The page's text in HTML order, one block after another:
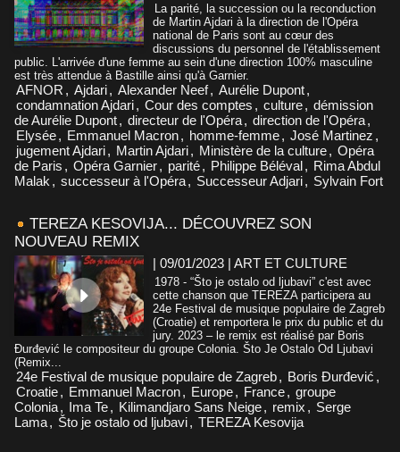
La parité, la succession ou la reconduction
de Martin Ajdari à la direction de l'Opéra
national de Paris sont au cœur des
discussions du personnel de l'établissement
public. L'arrivée d'une femme au sein d'une direction 100% masculine
est très attendue à Bastille ainsi qu'à Garnier.
AFNOR , Ajdari, Alexander Neef, Aurélie Dupont,
condamnation Ajdari, Cour des comptes , culture, démission
de Aurélie Dupont, directeur de l'Opéra, direction de l'Opéra,
Elysée, Emmanuel Macron, homme-femme, José Martinez ,
jugement Ajdari, Martin Ajdari, Ministère de la culture, Opéra
de Paris , Opéra Garnier, parité, Philippe Béléval, Rima Abdul
Malak , successeur à l'Opéra, Successeur Adjari, Sylvain Fort
TEREZA KESOVIJA... DÉCOUVREZ SON
NOUVEAU REMIX
| 09/01/2023 | ART ET CULTURE
1978 - “Što je ostalo od ljubavi” c'est avec
cette chanson que TEREZA participera au
24e Festival de musique populaire de Zagreb
(Croatie) et remportera le prix du public et du
jury. 2023 – le remix est réalisé par Boris
Đurđević le compositeur du groupe Colonia. Što Je Ostalo Od Ljubavi
(Remix...
24e Festival de musique populaire de Zagreb, Boris Đurđević ,
Croatie, Emmanuel Macron, Europe, France, groupe
Colonia, Ima Te, Kilimandjaro Sans Neige, remix , Serge
Lama, Što je ostalo od ljubavi, TEREZA Kesovija